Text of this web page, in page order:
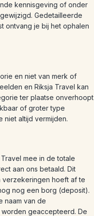
kennisgeving of onder
Gedetailleerde
ontvang je bij het ophalen
en niet van merk of
en Riksja Travel kan
ter plaatse onverhoopt
of groter type
niet altijd vermijden.
mee in de totale
aan ons betaald. Dit
hoeft af te
nog een borg (deposit).
naam van de
geaccepteerd. De